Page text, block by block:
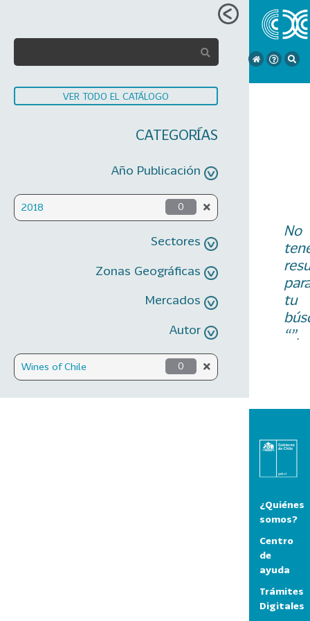
VER TODO EL CATÁLOGO
CATEGORÍAS
Año Publicación
2018 0
Sectores
Zonas Geográficas
Mercados
Autor
Wines of Chile 0
No
tu
“”.
¿Quiénes
somos?
Centro
de
ayuda
Trámites
Digitales